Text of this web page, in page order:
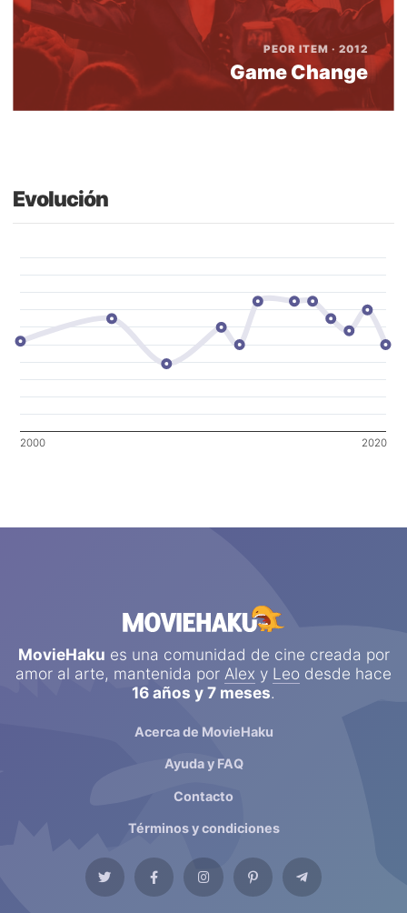
PEOR ITEM · 2012
Game Change
Evolución
2000 2020
MovieHaku es una comunidad de cine creada por
amor al arte, mantenida por Alex y Leo desde hace
16 años y 7 meses.
Acerca de MovieHaku
Ayuda y FAQ
Contacto
Términos y condiciones